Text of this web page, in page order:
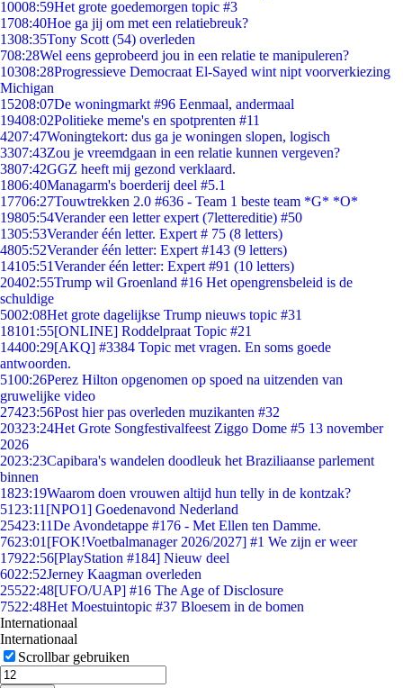
10008:59Het grote goedemorgen topic #3
1708:40Hoe ga jij om met een relatiebreuk?
1308:35Tony Scott (54) overleden
708:28Wel eens geprobeerd jou in een relatie te manipuleren?
10308:28Progressieve Democraat El-Sayed wint nipt voorverkiezing
Michigan
15208:07De woningmarkt #96 Eenmaal, andermaal
19408:02Politieke meme's en spotprenten #11
4207:47Woningtekort: dus ga je woningen slopen, logisch
3307:43Zou je vreemdgaan in een relatie kunnen vergeven?
3807:42GGZ heeft mij gezond verklaard.
1806:40Managarm's boerderij deel #5.1
17706:27Touwtrekken 2.0 #636 - Team 1 beste team *G* *O*
19805:54Verander een letter expert (7lettereditie) #50
1305:53Verander één letter. Expert # 75 (8 letters)
4805:52Verander één letter: Expert #143 (9 letters)
14105:51Verander één letter: Expert #91 (10 letters)
20402:55Trump wil Groenland #16 Het opengrensbeleid is de
schuldige
5002:08Het grote dagelijkse Trump nieuws topic #31
18101:55[ONLINE] Roddelpraat Topic #21
14400:29[AKQ] #3384 Topic met vragen. En soms goede
antwoorden.
5100:26Perez Hilton opgenomen op spoed na uitzenden van
gruwelijke video
27423:56Post hier pas overleden muzikanten #32
20323:24Het Grote Songfestivalfeest Ziggo Dome #5 13 november
2026
2023:23Capibara's wandelen doodleuk het Braziliaanse parlement
binnen
1823:19Waarom doen vrouwen altijd hun telly in de kontzak?
51 23:11 [NPO1] Goedenavond Nederland
25423:11De Avondetappe #176 - Met Ellen ten Damme.
7623:01 [FOK!Voetbalmanager 2026/2027] #1 We zijn er weer
17922:56[PlayStation #184] Nieuw deel
6022:52Jerney Kaagman overleden
25522:48[UFO/UAP] #16 The Age of Disclosure
7522:48Het Moestuintopic #37 Bloesem in de bomen
Internationaal
Internationaal
Scrollbar gebruiken